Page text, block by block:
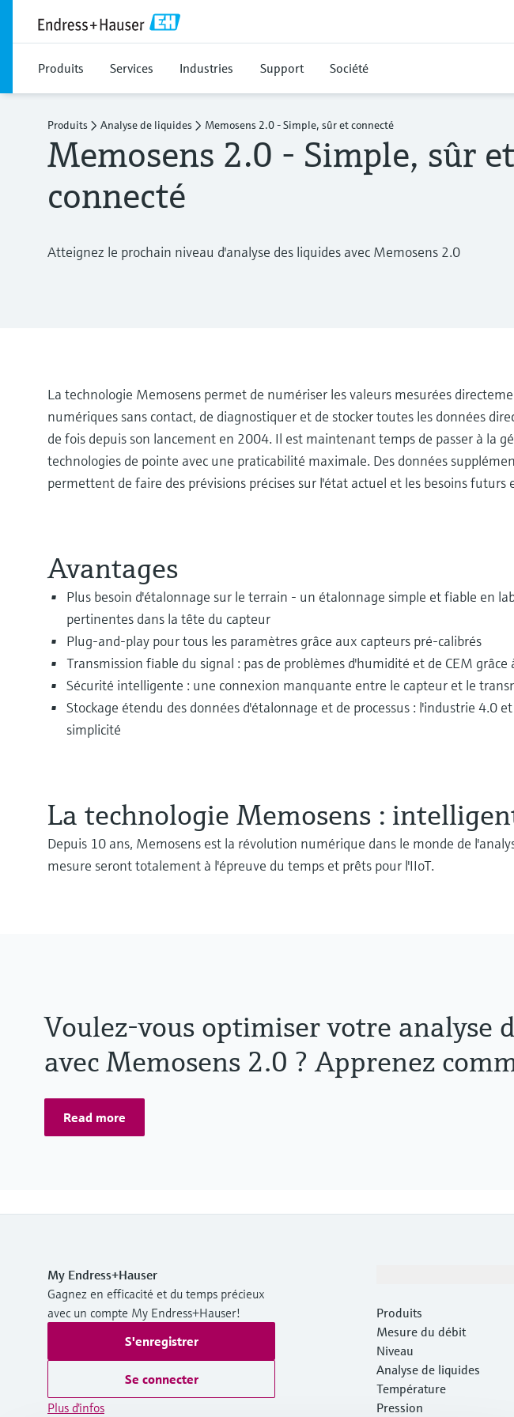
Produits Services Industries Support Société
Produits Analyse de liquides Memosens 2.0 - Simple, sûr et connecté
Memosens 2.0 - Simple, sûr et
connecté
Atteignez le prochain niveau d'analyse des liquides avec Memosens 2.0
La technologie Memosens permet de numériser les valeurs mesurées
numériques sans contact, de diagnostiquer et de stocker toutes les données
de fois depuis son lancement en 2004. Il est maintenant temps de passer à la
technologies de pointe avec une praticabilité maximale. Des données
permettent de faire des prévisions précises sur l'état actuel et les besoins
Avantages
Plus besoin d'étalonnage sur le terrain - un étalonnage simple et fiable en
pertinentes dans la tête du capteur
Plug-and-play pour tous les paramètres grâce aux capteurs pré-calibrés
Transmission fiable du signal : pas de problèmes d'humidité et de CEM
Sécurité intelligente : une connexion manquante entre le capteur et le
Stockage étendu des données d'étalonnage et de processus : l'industrie 4.0
simplicité
La technologie Memosens :
Depuis 10 ans, Memosens est la révolution numérique dans le monde de
mesure seront totalement à l'épreuve du temps et prêts pour l'IIoT.
Voulez-vous optimiser votre analyse
avec Memosens 2.0 ? Apprenez
Read more
My Endress+Hauser
Gagnez en efficacité et du temps précieux
avec un compte My Endress+Hauser!
S'enregistrer
Se connecter
Plus d'infos
Produits
Mesure du débit
Niveau
Analyse de liquides
Température
Pression